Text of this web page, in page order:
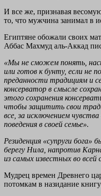
И все же, признавая
то, что мужчина занимал в
Египтяне обожали своих
Аббас Махмуд аль-Аккад
«Мы не сможем понять,
или готов к бунту, если не
преданности традициям и
консерватор в смысле
этого сохранения
чтобы защитить свои
все, за исключением
поведения в своей семье».
Резиденция «супруги бога»
берегу Нила, напротив
из самых известных во
Мудрец времен Древнего
потомкам в назидание